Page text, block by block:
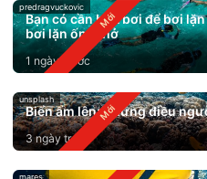
predragvuckovic
Bạn có cần biết bơi để bơi
bơi lặn ống thở
1 ngày trước
unsplash
Biển ấm lên: Những điều
3 ngày trước
mares